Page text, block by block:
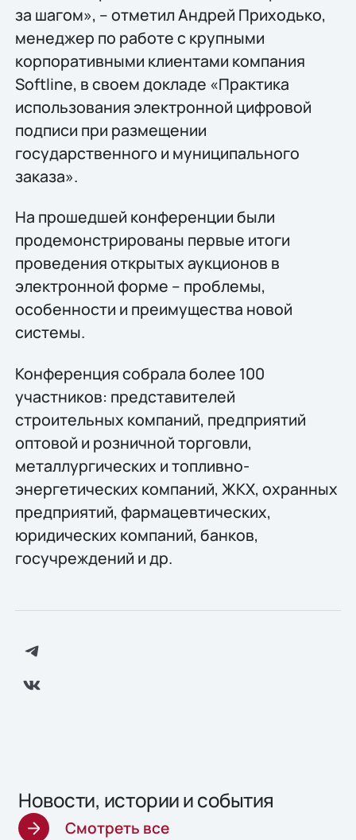
за шагом», – отметил Андрей Приходько,
менеджер по работе с крупными
корпоративными клиентами компания
Softline, в своем докладе «Практика
использования электронной цифровой
подписи при размещении
государственного и муниципального
заказа».
На прошедшей конференции были
продемонстрированы первые итоги
проведения открытых аукционов в
электронной форме – проблемы,
особенности и преимущества новой
системы.
Конференция собрала более 100
участников: представителей
строительных компаний, предприятий
оптовой и розничной торговли,
металлургических и топливно-
энергетических компаний, ЖКХ, охранных
предприятий, фармацевтических,
юридических компаний, банков,
госучреждений и др.
Новости, истории и события
Смотреть все